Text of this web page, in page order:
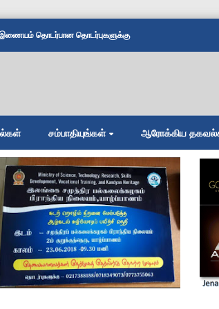
தொடர்பான தொடர்புகளுக்கு
சம்பாதியுங்கள் ஆரோக்கிய